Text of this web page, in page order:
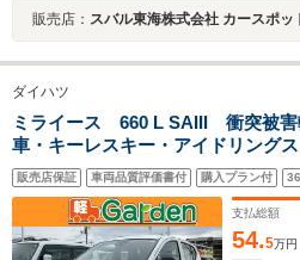
販売店： スバル東海株式会社 カースポッ
ダイハツ
ミライース 660 L SAIII 衝突被害
車・キーレスキー・アイドリング
ーター
販売店保証 車両品質評価書付 購入プラン付
支払総額
54.5万円